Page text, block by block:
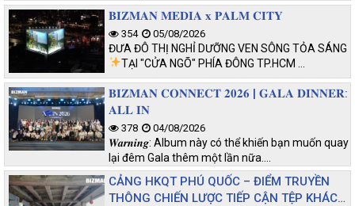
𝐁𝐈𝐙𝐌𝐀𝐍 𝐌𝐄𝐃𝐈𝐀 𝐱 𝐏𝐀𝐋𝐌 𝐂𝐈𝐓𝐘
354 05/08/2026
ĐƯA ĐÔ THỊ NGHỈ DƯỠNG VEN SÔNG TỎA SÁNG
TẠI "CỬA NGÕ" PHÍA ĐÔNG TP.HCM
𝐁𝐈𝐙𝐌𝐀𝐍 𝐂𝐎𝐍𝐍𝐄𝐂𝐓 𝟐𝟎𝟐𝟔 | 𝐆𝐀𝐋𝐀 𝐃𝐈𝐍𝐍𝐄𝐑:
𝐀𝐋𝐋 𝐈𝐍
378 04/08/2026
𝑾𝒂𝒓𝒏𝒊𝒏𝒈: Album này có thể khiến bạn muốn quay
lại đêm Gala thêm một lần nữa.…
CẢNG HKQT PHÚ QUỐC – ĐIỂM TRUYỀN
THÔNG CHIẾN LƯỢC TIẾP CẬN TỆP KHÁCH